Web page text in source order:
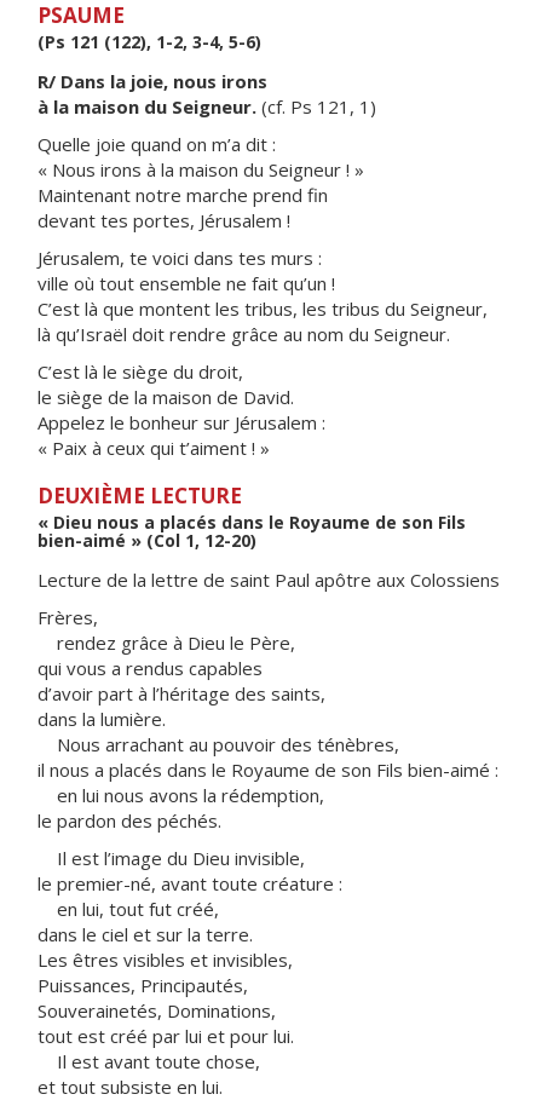
PSAUME
(Ps 121 (122), 1-2, 3-4, 5-6)
R/ Dans la joie, nous irons
à la maison du Seigneur. (cf. Ps 121, 1)
Quelle joie quand on m’a dit :
« Nous irons à la maison du Seigneur ! »
Maintenant notre marche prend fin
devant tes portes, Jérusalem !
Jérusalem, te voici dans tes murs :
ville où tout ensemble ne fait qu’un !
C’est là que montent les tribus, les tribus du Seigneur,
là qu’Israël doit rendre grâce au nom du Seigneur.
C’est là le siège du droit,
le siège de la maison de David.
Appelez le bonheur sur Jérusalem :
« Paix à ceux qui t’aiment ! »
DEUXIÈME LECTURE
« Dieu nous a placés dans le Royaume de son Fils
bien-aimé » (Col 1, 12-20)
Lecture de la lettre de saint Paul apôtre aux Colossiens
Frères,
rendez grâce à Dieu le Père,
qui vous a rendus capables
d’avoir part à l’héritage des saints,
dans la lumière.
Nous arrachant au pouvoir des ténèbres,
il nous a placés dans le Royaume de son Fils bien-aimé :
en lui nous avons la rédemption,
le pardon des péchés.
Il est l’image du Dieu invisible,
le premier-né, avant toute créature :
en lui, tout fut créé,
dans le ciel et sur la terre.
Les êtres visibles et invisibles,
Puissances, Principautés,
Souverainetés, Dominations,
tout est créé par lui et pour lui.
Il est avant toute chose,
et tout subsiste en lui.